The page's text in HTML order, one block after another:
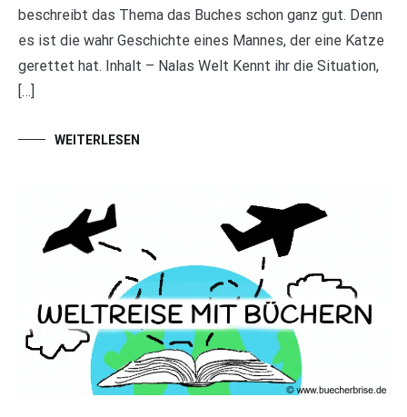
beschreibt das Thema das Buches schon ganz gut. Denn
es ist die wahr Geschichte eines Mannes, der eine Katze
gerettet hat. Inhalt – Nalas Welt Kennt ihr die Situation,
[…]
WEITERLESEN